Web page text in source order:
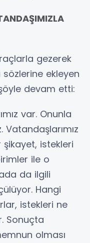
gezerek
sözlerine ekleyen
devam etti:
var. Onunla
istekleri
ile o
da ilgili
Hangi
istekleri ne
Sonuçta
olması